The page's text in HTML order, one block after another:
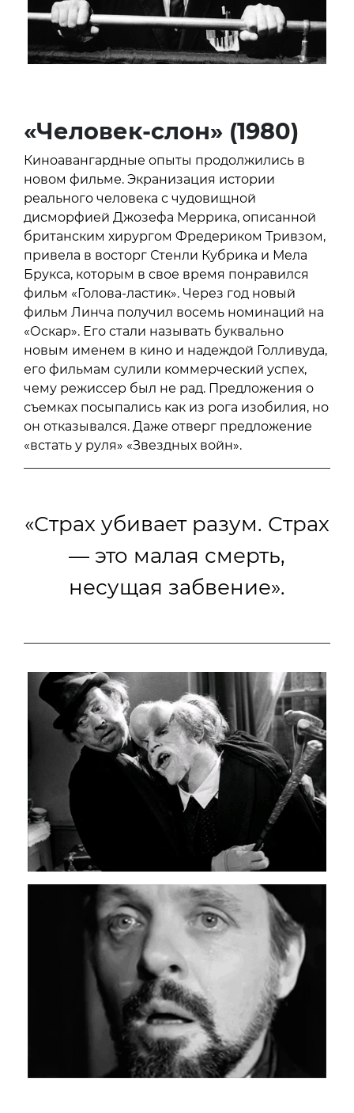
«Человек-слон» (1980)
Киноавангардные опыты продолжились в
новом фильме. Экранизация истории
реального человека с чудовищной
дисморфией Джозефа Меррика, описанной
британским хирургом Фредериком Тривзом,
привела в восторг Стенли Кубрика и Мела
Брукса, которым в свое время понравился
фильм «Голова-ластик». Через год новый
фильм Линча получил восемь номинаций на
«Оскар». Его стали называть буквально
новым именем в кино и надеждой Голливуда,
его фильмам сулили коммерческий успех,
чему режиссер был не рад. Предложения о
съемках посыпались как из рога изобилия, но
он отказывался. Даже отверг предложение
«встать у руля» «Звездных войн».
«Страх убивает разум. Страх
— это малая смерть,
несущая забвение».